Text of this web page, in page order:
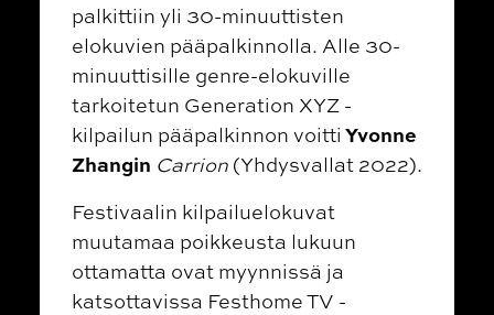
palkittiin yli 30-minuuttisten
elokuvien pääpalkinnolla. Alle 30-
minuuttisille genre-elokuville
tarkoitetun Generation XYZ -
kilpailun pääpalkinnon voitti Yvonne
Zhangin Carrion (Yhdysvallat 2022).
Festivaalin kilpailuelokuvat
muutamaa poikkeusta lukuun
ottamatta ovat myynnissä ja
katsottavissa Festhome TV -